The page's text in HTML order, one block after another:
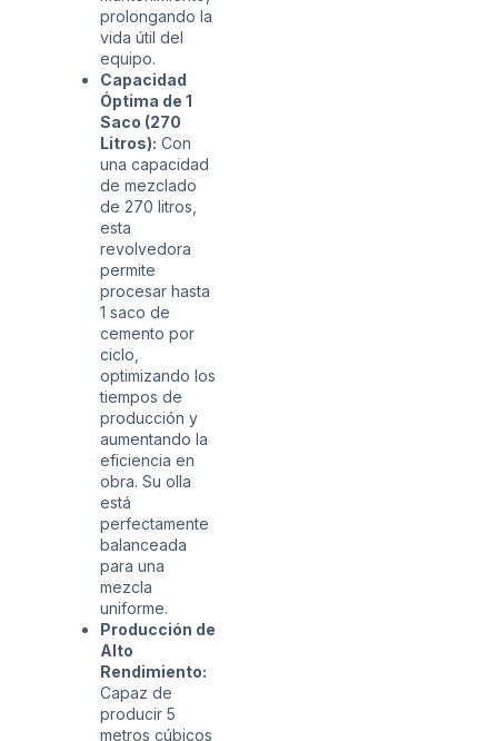
prolongando la
vida útil del
equipo.
Capacidad
Óptima de 1
Saco (270
Litros): Con
una capacidad
de mezclado
de 270 litros,
esta
revolvedora
permite
procesar hasta
1 saco de
cemento por
ciclo,
optimizando los
tiempos de
producción y
aumentando la
eficiencia en
obra. Su olla
está
perfectamente
balanceada
para una
mezcla
uniforme.
Producción de
Alto
Rendimiento:
Capaz de
producir 5
metros cúbicos